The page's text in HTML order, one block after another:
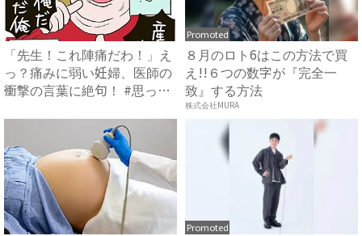
「先生！これ陣痛だわ！」え
っ？痛みに弱い妊婦、医師の
衝撃の言葉に絶句！ #思っ
Promoted
８月のロト6はこの方法で買
え!!６つの数字が『完全一
致』する方法
株式会社MURA
Promoted